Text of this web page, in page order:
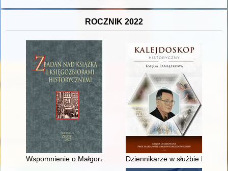
ROCZNIK 2022
Wspomnienie o Małgorzacie Komzie (1946–2022), badaczce
Dziennikarze w służbie